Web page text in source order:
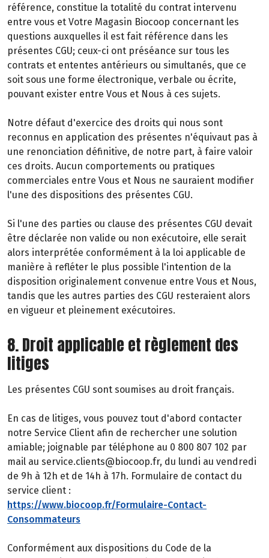
référence, constitue la totalité du contrat intervenu
entre vous et Votre Magasin Biocoop concernant les
questions auxquelles il est fait référence dans les
présentes CGU; ceux-ci ont préséance sur tous les
contrats et ententes antérieurs ou simultanés, que ce
soit sous une forme électronique, verbale ou écrite,
pouvant exister entre Vous et Nous à ces sujets.
Notre défaut d'exercice des droits qui nous sont
reconnus en application des présentes n'équivaut pas à
une renonciation définitive, de notre part, à faire valoir
ces droits. Aucun comportements ou pratiques
commerciales entre Vous et Nous ne sauraient modifier
l'une des dispositions des présentes CGU.
Si l'une des parties ou clause des présentes CGU devait
être déclarée non valide ou non exécutoire, elle serait
alors interprétée conformément à la loi applicable de
manière à refléter le plus possible l'intention de la
disposition originalement convenue entre Vous et Nous,
tandis que les autres parties des CGU resteraient alors
en vigueur et pleinement exécutoires.
8. Droit applicable et règlement des
litiges
Les présentes CGU sont soumises au droit français.
En cas de litiges, vous pouvez tout d'abord contacter
notre Service Client afin de rechercher une solution
amiable; joignable par téléphone au 0 800 807 102 par
mail au service.clients@biocoop.fr, du lundi au vendredi
de 9h à 12h et de 14h à 17h. Formulaire de contact du
service client :
https://www.biocoop.fr/Formulaire-Contact-
Consommateurs
Conformément aux dispositions du Code de la